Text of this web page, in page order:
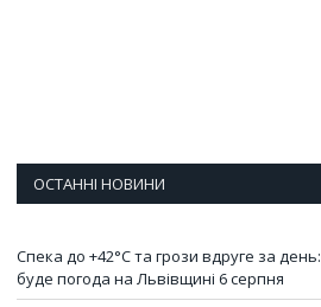
ОСТАННІ НОВИНИ
Спека до +42°C та грози вдруге за
буде погода на Львівщині 6 серпня